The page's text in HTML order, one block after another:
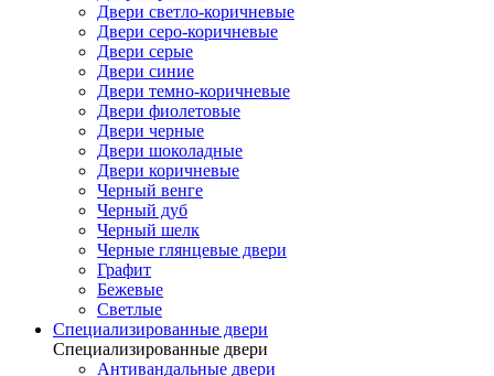
Двери светло-коричневые
Двери серо-коричневые
Двери серые
Двери синие
Двери темно-коричневые
Двери фиолетовые
Двери черные
Двери шоколадные
Двери коричневые
Черный венге
Черный дуб
Черный шелк
Черные глянцевые двери
Графит
Бежевые
Светлые
Специализированные двери
Специализированные двери
Антивандальные двери